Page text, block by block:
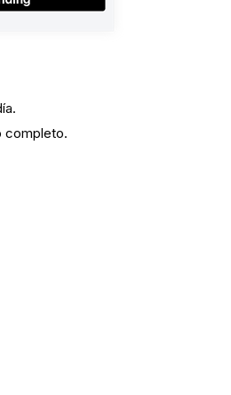
completo.